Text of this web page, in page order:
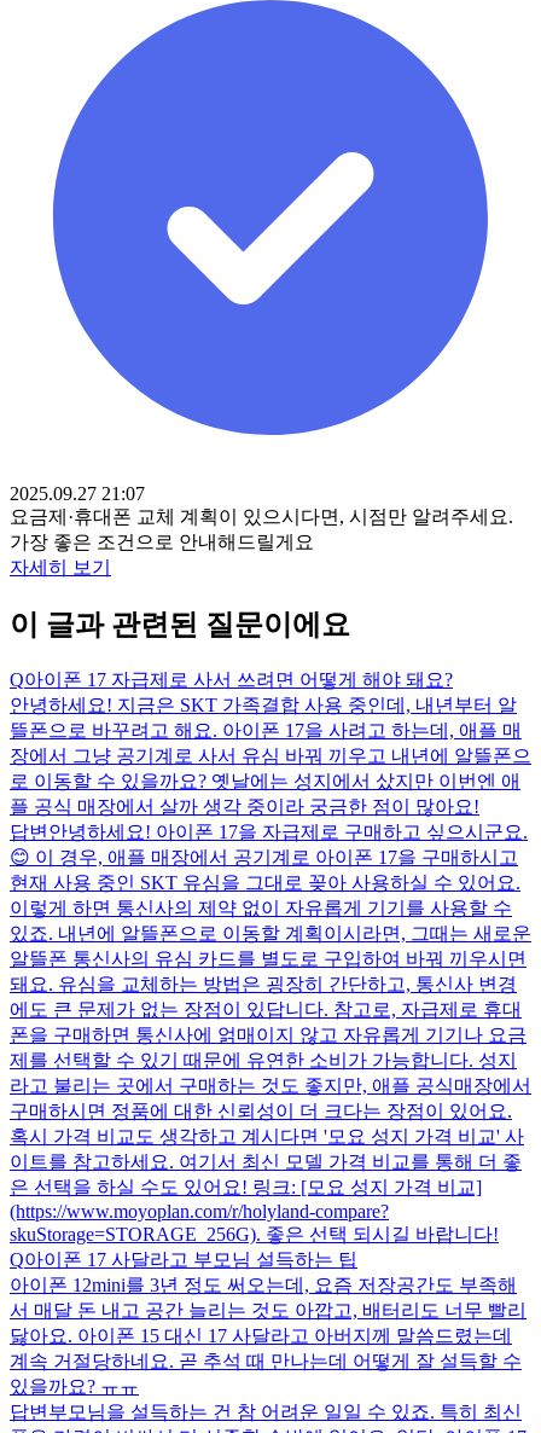
2025.09.27 21:07
요금제·휴대폰 교체 계획이 있으시다면, 시점만 알려주세요.
가장 좋은 조건으로 안내해드릴게요
자세히 보기
이 글과 관련된 질문이에요
Q아이폰 17 자급제로 사서 쓰려면 어떻게 해야 돼요?
안녕하세요! 지금은 SKT 가족결합 사용 중인데, 내년부터 알
뜰폰으로 바꾸려고 해요. 아이폰 17을 사려고 하는데, 애플 매
장에서 그냥 공기계로 사서 유심 바꿔 끼우고 내년에 알뜰폰으
로 이동할 수 있을까요? 옛날에는 성지에서 샀지만 이번엔 애
플 공식 매장에서 살까 생각 중이라 궁금한 점이 많아요!
답변 안녕하세요! 아이폰 17을 자급제로 구매하고 싶으시군요.
😊 이 경우, 애플 매장에서 공기계로 아이폰 17을 구매하시고
현재 사용 중인 SKT 유심을 그대로 꽂아 사용하실 수 있어요.
이렇게 하면 통신사의 제약 없이 자유롭게 기기를 사용할 수
있죠. 내년에 알뜰폰으로 이동할 계획이시라면, 그때는 새로운
알뜰폰 통신사의 유심 카드를 별도로 구입하여 바꿔 끼우시면
돼요. 유심을 교체하는 방법은 굉장히 간단하고, 통신사 변경
에도 큰 문제가 없는 장점이 있답니다. 참고로, 자급제로 휴대
폰을 구매하면 통신사에 얽매이지 않고 자유롭게 기기나 요금
제를 선택할 수 있기 때문에 유연한 소비가 가능합니다. 성지
라고 불리는 곳에서 구매하는 것도 좋지만, 애플 공식매장에서
구매하시면 정품에 대한 신뢰성이 더 크다는 장점이 있어요.
혹시 가격 비교도 생각하고 계시다면 '모요 성지 가격 비교' 사
이트를 참고하세요. 여기서 최신 모델 가격 비교를 통해 더 좋
은 선택을 하실 수도 있어요! 링크: [모요 성지 가격 비교]
(https://www.moyoplan.com/r/holyland-compare?
skuStorage=STORAGE_256G). 좋은 선택 되시길 바랍니다!
Q아이폰 17 사달라고 부모님 설득하는 팁
아이폰 12mini를 3년 정도 써오는데, 요즘 저장공간도 부족해
서 매달 돈 내고 공간 늘리는 것도 아깝고, 배터리도 너무 빨리
닳아요. 아이폰 15 대신 17 사달라고 아버지께 말씀드렸는데
계속 거절당하네요. 곧 추석 때 만나는데 어떻게 잘 설득할 수
있을까요? ㅠㅠ
답변 부모님을 설득하는 건 참 어려운 일일 수 있죠. 특히 최신